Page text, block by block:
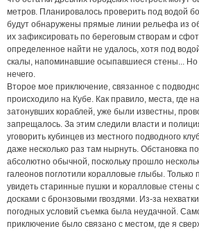
метров. Планировалось проверить под водой
будут обнаружены прямые линии рельефа из
их зафиксировать по береговым створам и
определенное найти не удалось, хотя под
скалы, напоминавшие осыпавшиеся стены...
нечего.
Второе мое приключение, связанное с
происходило на Кубе. Как правило, места, где
затонувших кораблей, уже были известны,
запрещалось. За этим следили власти и
уговорить кубинцев из местного подводного
даже несколько раз там нырнуть. Обстановка
абсолютно обычной, поскольку прошло
галеонов поглотили коралловые глыбы. Только
увидеть старинные пушки и коралловые стены
досками с бронзовыми гвоздями. Из-за
погодных условий съемка была неудачной.
приключение было связано с местом, где я